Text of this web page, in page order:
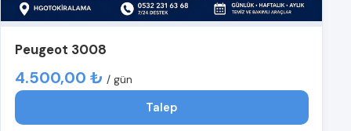
Peugeot 3008
4.500,00 ₺ / gün
Talep